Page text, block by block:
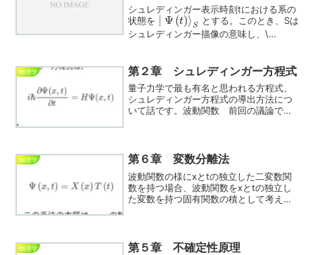
シュレディンガー表示時刻tにおける系の
状態を
Ψ (t)⟩S
とする。このとき、Sは
シュレディンガー描像の意味し、\
物理学 第２章 シュレディンガー方程式
量子力学で最も有名と思われる方程式、
シュレディンガー方程式の導出方法につ
いて話です。波動関数 前回の議論で、
る。 まずは、古典力学的...
物理学 第６章 変数分離法
波動関数の様にxとtの独立した二変数関
数を持つ場合、波動関数をxとtの独立し
た変数を持つ固有関数の積として考える
して、一次元の波動...
物理学 第５章 不確定性原理